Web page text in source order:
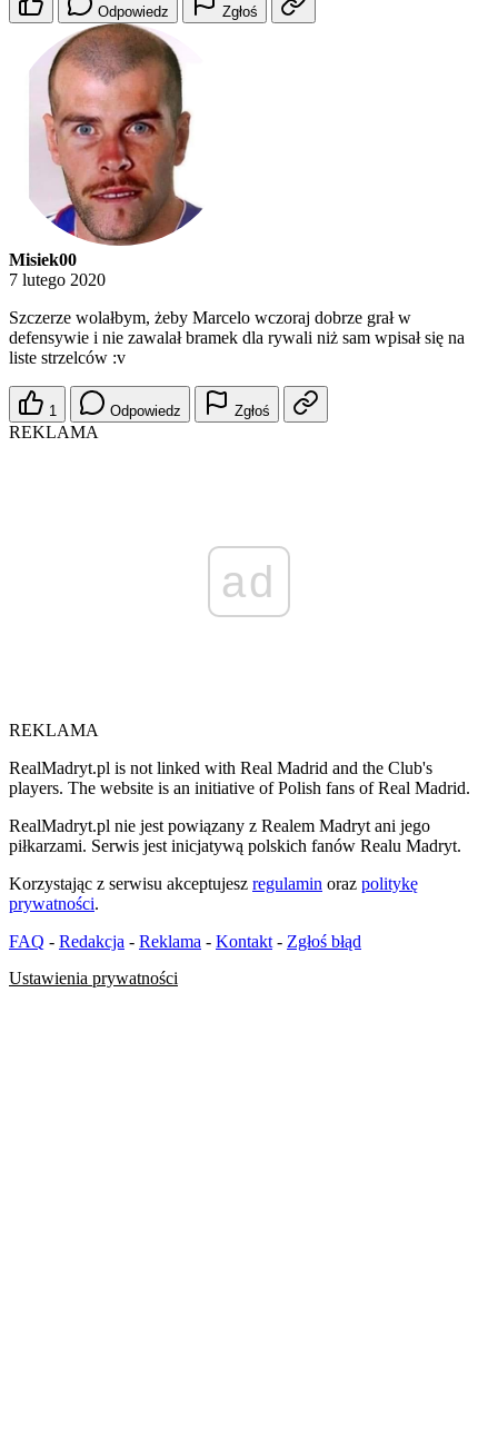
Odpowiedz Zgłoś
Misiek00
7 lutego 2020
Szczerze wolałbym, żeby Marcelo wczoraj dobrze grał w
defensywie i nie zawalał bramek dla rywali niż sam wpisał się na
liste strzelców :v
1 Odpowiedz Zgłoś
REKLAMA
ad
REKLAMA
RealMadryt.pl is not linked with Real Madrid and the Club's
players. The website is an initiative of Polish fans of Real Madrid.
RealMadryt.pl nie jest powiązany z Realem Madryt ani jego
piłkarzami. Serwis jest inicjatywą polskich fanów Realu Madryt.
Korzystając z serwisu akceptujesz regulamin oraz politykę
prywatności.
FAQ - Redakcja - Reklama - Kontakt - Zgłoś błąd
Ustawienia prywatności